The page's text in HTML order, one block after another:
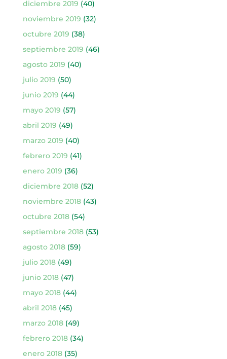
diciembre 2019 (40)
noviembre 2019 (32)
octubre 2019 (38)
septiembre 2019 (46)
agosto 2019 (40)
julio 2019 (50)
junio 2019 (44)
mayo 2019 (57)
abril 2019 (49)
marzo 2019 (40)
febrero 2019 (41)
enero 2019 (36)
diciembre 2018(52)
noviembre 2018(43)
octubre 2018(54)
septiembre 2018(53)
agosto 2018(59)
julio 2018(49)
junio 2018(47)
mayo 2018(44)
abril 2018(45)
marzo 2018(49)
febrero 2018(34)
enero 2018(35)